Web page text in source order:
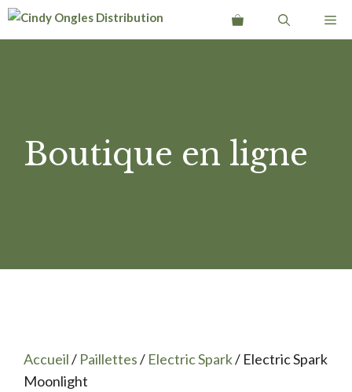
Aller
Boutique en ligne
Accueil/ Paillettes/ Electric Spark/ Electric Spark
Moonlight